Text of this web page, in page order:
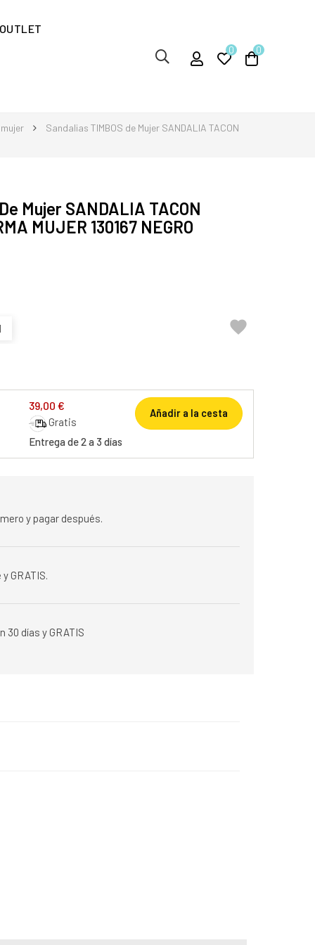
OUTLET
0 0
Sandalias TIMBOS de Mujer SANDALIA TACON
Mujer SANDALIA TACON
MUJER 130167 NEGRO

39,00 €
Gratis
Entrega de 2 a 3 días
Añadir a la cesta
y pagar después.
GRATIS.
30 días y GRATIS